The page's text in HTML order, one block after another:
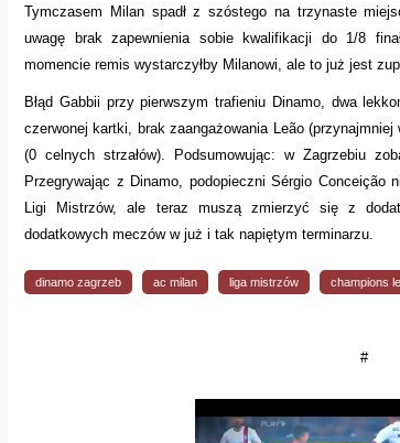
Tymczasem Milan spadł z szóstego na trzynaste
uwagę brak zapewnienia sobie kwalifikacji do 1/8
momencie remis wystarczyłby Milanowi, ale to już jest
Błąd Gabbii przy pierwszym trafieniu Dinamo, dwa
czerwonej kartki, brak zaangażowania Leão
(0 celnych strzałów). Podsumowując: w Zagrzebiu
Przegrywając z Dinamo, podopieczni Sérgio
Ligi Mistrzów, ale teraz muszą zmierzyć się z
dodatkowych meczów w już i tak napiętym terminarzu.
dinamo zagrzeb ac milan liga mistrzów champions
#